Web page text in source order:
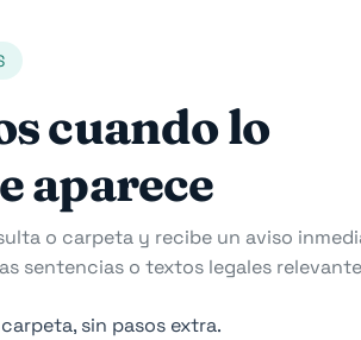
cuando lo
aparece
o carpeta y recibe un aviso
sentencias o textos legales
sin pasos extra.